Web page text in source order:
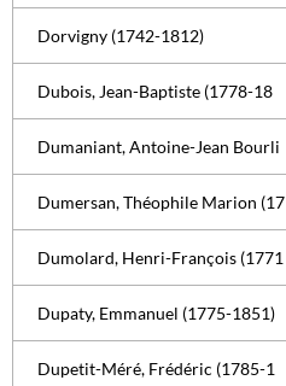
Dorvigny (1742-1812)
Dubois, Jean-Baptiste (1778-18
Dumaniant, Antoine-Jean Bourli
Dumersan, Théophile Marion (17
Dumolard, Henri-François (1771
Dupaty, Emmanuel (1775-1851)
Dupetit-Méré, Frédéric (1785-1